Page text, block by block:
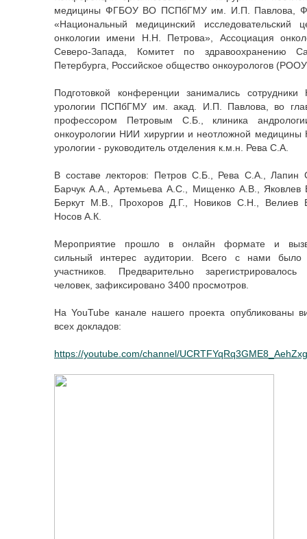
медицины ФГБОУ ВО ПСПбГМУ им. И.П. Павлова,
«Национальный медицинский исследовательский
онкологии имени Н.Н. Петрова», Ассоциация
Северо-Запада, Комитет по здравоохранению
Петербурга, Российское общество онкоурологов
Подготовкой конференции занимались
урологии ПСПбГМУ им. акад. И.П. Павлова, во
профессором Петровым С.Б., клиника
онкоурологии НИИ хирургии и неотложной
урологии - руководитель отделения к.м.н. Рева С.А.
В составе лекторов: Петров С.Б., Рева С.А., Лапин
Барчук А.А., Артемьева А.С., Мищенко А.В., Яковлев
Беркут М.В., Прохоров Д.Г., Новиков С.Н., Велиев
Носов А.К.
Мероприятие прошло в онлайн формате и
сильный интерес аудитории. Всего с нами было
участников. Предварительно
человек, зафиксировано 3400 просмотров.
На YouTube канале нашего проекта опубликованы
всех докладов:
https://youtube.com/channel/